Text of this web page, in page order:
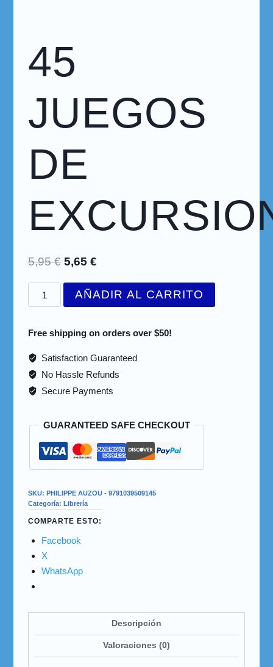
45
JUEGOS
DE
5,95€ 5,65 €
AÑADIR AL CARRITO
Free shipping on orders over $50!
Satisfaction Guaranteed
No Hassle Refunds
Secure Payments
GUARANTEED SAFE CHECKOUT
SKU: PHILIPPE AUZOU - 9791039509145
Categoría: Librería
COMPARTE ESTO:
Facebook
X
WhatsApp
Descripción
Valoraciones (0)